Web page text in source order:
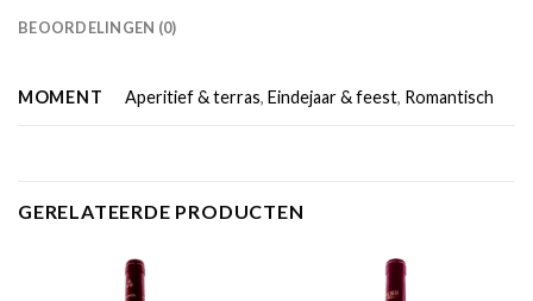
BEOORDELINGEN (0)
MOMENT Aperitief & terras,Eindejaar & feest, Romantisch
GERELATEERDE PRODUCTEN